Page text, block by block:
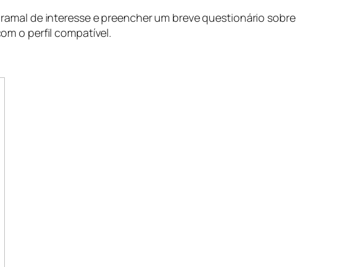
de interesse e preencher um breve questionário sobre
o perfil compatível.